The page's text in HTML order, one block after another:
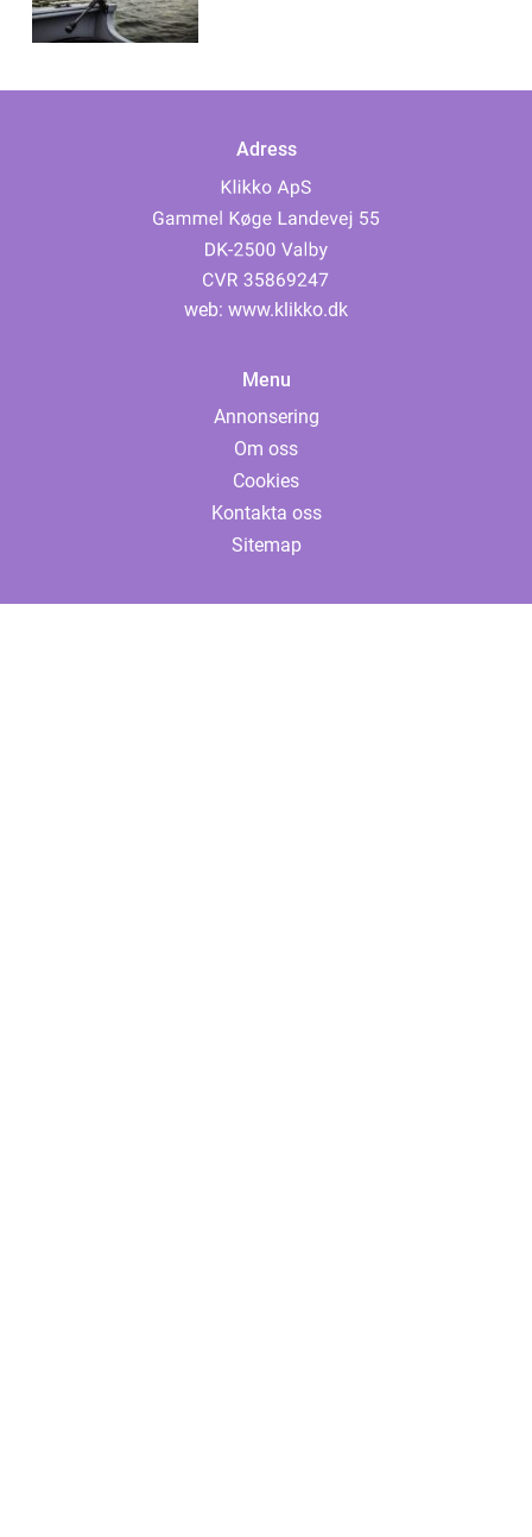
Adress
web: www.klikko.dk
Menu
Annonsering
Om oss
Cookies
Kontakta oss
Sitemap